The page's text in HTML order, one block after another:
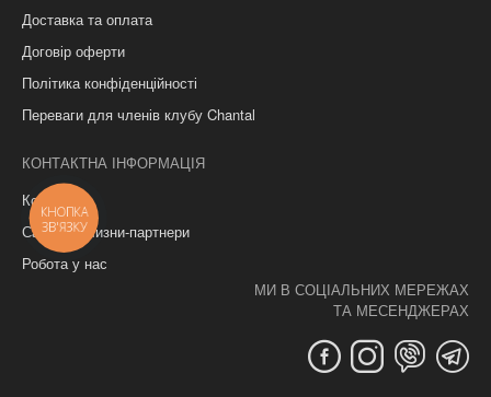
Доставка та оплата
Договір оферти
Політика конфіденційності
Переваги для членів клубу Chantal
КОНТАКТНА ІНФОРМАЦІЯ
Контакти
Салони білизни-партнери
Робота у нас
МИ В СОЦІАЛЬНИХ МЕРЕЖАХ
ТА МЕСЕНДЖЕРАХ
КНОПКА
ЗВ'ЯЗКУ